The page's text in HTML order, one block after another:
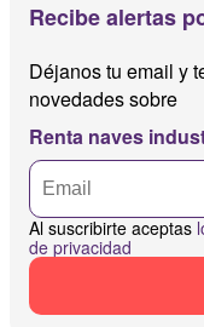
Recibe alertas
Déjanos tu email y
novedades sobre
Renta naves
Al suscribirte aceptas
de privacidad